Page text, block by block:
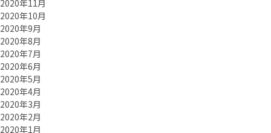
2020年11月
2020年10月
2020年9月
2020年8月
2020年7月
2020年6月
2020年5月
2020年4月
2020年3月
2020年2月
2020年1月